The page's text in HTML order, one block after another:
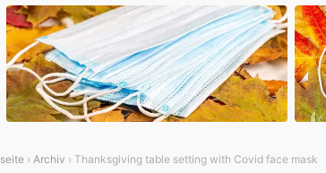
› Archiv › Thanksgiving table setting with Covid face mask